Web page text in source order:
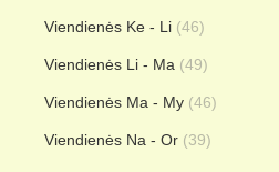
Viendienės Ke - Li (46)
Viendienės Li - Ma (49)
Viendienės Ma - My (46)
Viendienės Na - Or (39)